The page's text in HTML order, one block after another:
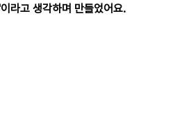
라고 생각하며 만들었어요.